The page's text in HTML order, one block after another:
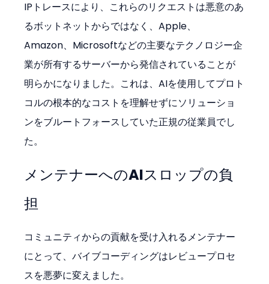
IPトレースにより、これらのリクエストは悪意のあ
るボットネットからではなく、Apple、
Amazon、Microsoftなどの主要なテクノロジー企
業が所有するサーバーから発信されていることが
明らかになりました。これは、AIを使用してプロト
コルの根本的なコストを理解せずにソリューショ
ンをブルートフォースしていた正規の従業員でし
た。
メンテナーへのAIスロップの負
担
コミュニティからの貢献を受け入れるメンテナー
にとって、バイブコーディングはレビュープロセ
スを悪夢に変えました。